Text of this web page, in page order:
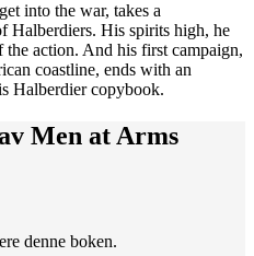
into the war, takes a
Halberdiers. His spirits high, he
the action. And his first campaign,
coastline, ends with an
Halberdier copybook.
Men at Arms
denne boken.